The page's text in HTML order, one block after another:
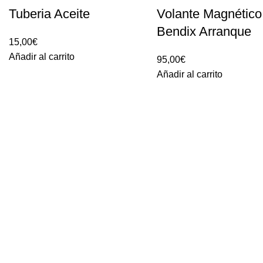
Tuberia Aceite
15,00€
Añadir al carrito
Volante
Bendix Arranque
95,00€
Añadir al carrito